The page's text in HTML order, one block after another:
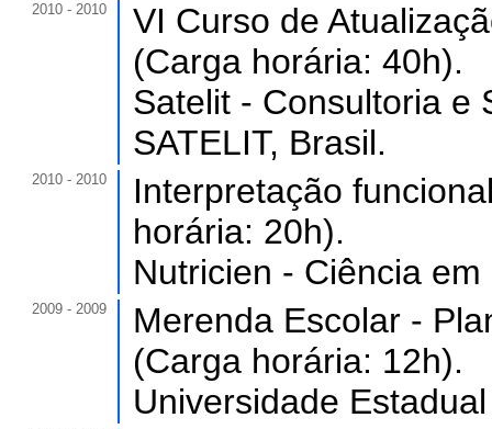
2010 - 2010
VI Curso de
(Carga horária: 40h).
Satelit - Consultoria e
SATELIT, Brasil.
2010 - 2010
Interpretação
horária: 20h).
Nutricien - Ciência
2009 - 2009
Merenda Escolar -
(Carga horária: 12h).
Universidade